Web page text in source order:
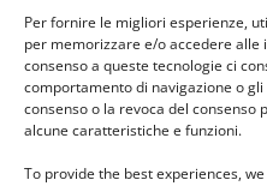
Per fornire le migliori esperienze,
per memorizzare e/o accedere alle
consenso a queste tecnologie ci
comportamento di navigazione o
consenso o la revoca del
alcune caratteristiche e funzioni.
To provide the best experiences,
Mobile
WPtouch Mobile